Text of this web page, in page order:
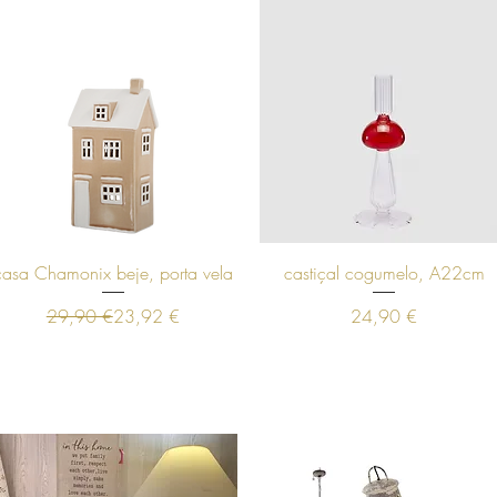
Visualização rápida
Chamonix beje, porta vela
Preço normal
29,90 €Preço promocional
23,92 €
Visualização rápida
castiçal cogumelo, A22cm
Preço
24,90 €